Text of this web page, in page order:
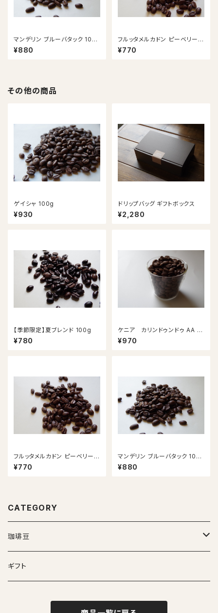
マンデリン ブルーバタック 100
g
¥880
フルッタメルカドン ピーベリー 1
00g
¥770
その他の商品
ゲイシャ 100g
¥930
ドリップバッグ ギフトボックス
¥2,280
【季節限定】夏ブレンド 100g
¥780
ケニア カリンドゥンドゥ AA 10
0g
¥970
フルッタメルカドン ピーベリー 1
00g
¥770
マンデリン ブルーバタック 100
g
¥880
CATEGORY
珈琲豆
シングル
ギフト